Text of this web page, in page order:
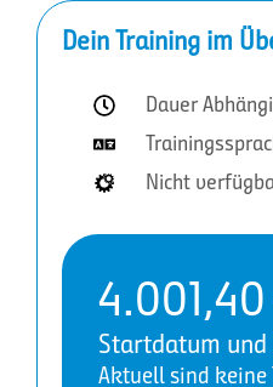
Dein Training im
Dauer
Nicht
4.001,40
Startdatum
Aktuell sind keine